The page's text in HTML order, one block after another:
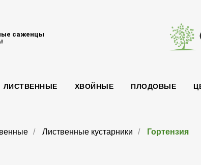
саженцы
ЛИСТВЕННЫЕ ХВОЙНЫЕ ПЛОДОВЫЕ
/ Лиственные кустарники / Гортензия